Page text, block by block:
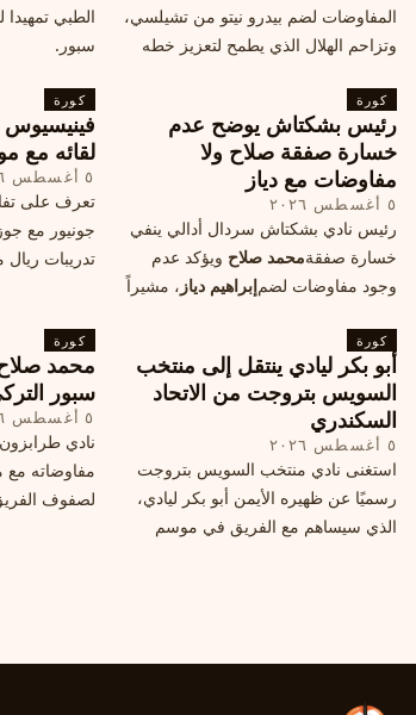
المفاوضات لضم بيدرو نيتو من تشيلسي،
وتزاحم الهلال الذي يطمح لتعزيز خطه
الطبي تمهيدا
سبور.
كورة
رئيس بشكتاش يوضح عدم
خسارة صفقة صلاح ولا
مفاوضات مع دياز
٥ أغسطس ٢٠٢٦
رئيس نادي بشكتاش سردال أدالي ينفي
خسارة صفقةمحمد صلاح ويؤكد عدم
وجود مفاوضات لضمإبراهيم دياز ، مشيراً
محتملة أخرى.
كورة
لقائه مع
٥ أغسطس ٢٠٢٦
تعرف على
جونيور مع
تدريبات ريال
كورة
أبو بكر ليادي ينتقل إلى منتخب
السويس بتروجت من الاتحاد
السكندري
٥ أغسطس ٢٠٢٦
استغنى نادي منتخب السويس بتروجت
رسميًا عن ظهيره الأيمن أبو بكر ليادي،
الذي سيساهم مع الفريق في موسم
كورة
محمد
سبور
٥ أغسطس ٢٠٢٦
نادي
مفاوضاته مع
لصفوف